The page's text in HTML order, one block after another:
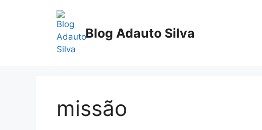
Blog Adauto Silva
missão